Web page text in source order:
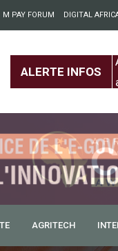
M PAY FORUM DIGITAL
ALERTE INFOS
entre l’Europe et
AGRITECH